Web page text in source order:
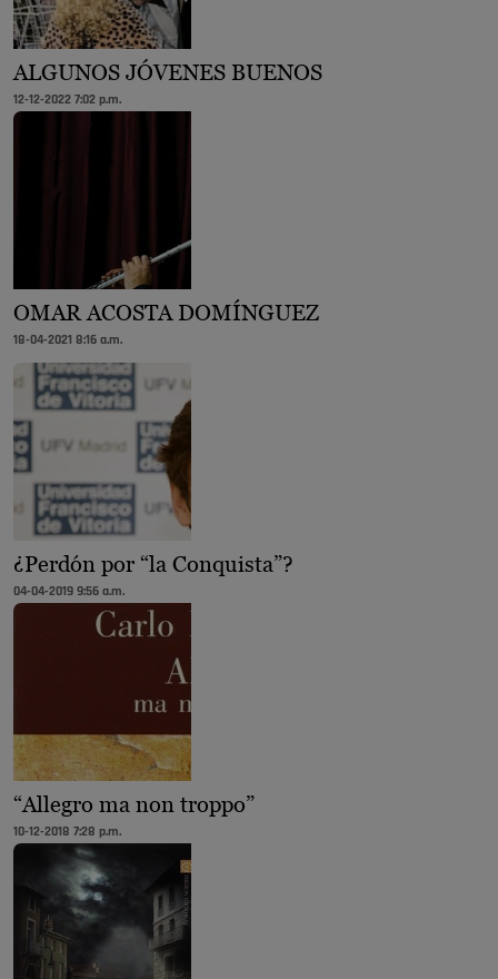
ALGUNOS JÓVENES BUENOS
12-12-2022 7:02 p.m.
OMAR ACOSTA DOMÍNGUEZ
18-04-2021 8:16 a.m.
¿Perdón por “la Conquista”?
04-04-2019 9:56 a.m.
“Allegro ma non troppo”
10-12-2018 7:28 p.m.